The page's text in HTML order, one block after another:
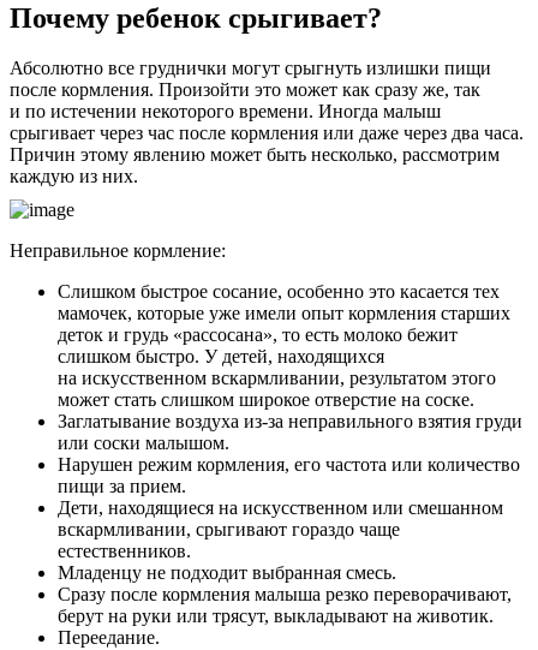
Почему ребенок срыгивает?
Абсолютно все груднички могут срыгнуть излишки пищи
после кормления. Произойти это может как сразу же, так
и по истечении некоторого времени. Иногда малыш
срыгивает через час после кормления или даже через два часа.
Причин этому явлению может быть несколько, рассмотрим
каждую из них.
Неправильное кормление:
Слишком быстрое сосание, особенно это касается тех
мамочек, которые уже имели опыт кормления старших
деток и грудь «рассосана», то есть молоко бежит
слишком быстро. У детей, находящихся
на искусственном вскармливании, результатом этого
может стать слишком широкое отверстие на соске.
Заглатывание воздуха из-за неправильного взятия груди
или соски малышом.
Нарушен режим кормления, его частота или количество
пищи за прием.
Дети, находящиеся на искусственном или смешанном
вскармливании, срыгивают гораздо чаще
естественников.
Младенцу не подходит выбранная смесь.
Сразу после кормления малыша резко переворачивают,
берут на руки или трясут, выкладывают на животик.
Переедание.